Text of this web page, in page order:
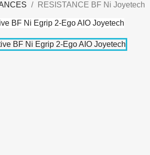
RESISTANCE BF Ni Joyetech